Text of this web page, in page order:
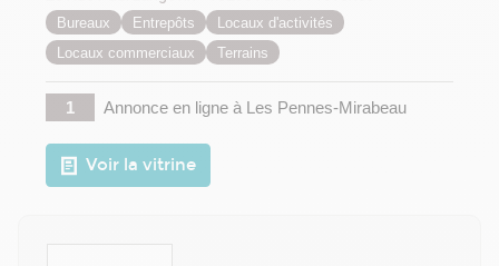
Bureaux Entrepôts
Locaux d'activités
Locaux commerciaux
Terrains
1 Annonce en ligneà Les Pennes-Mirabeau
Voir la vitrine